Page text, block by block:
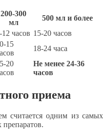
200-300
мл
500 мл и более
12 часов 15-20 часов
15
18-24 часа
20
Не менее 24-36
часов
приема
считается одним из самых